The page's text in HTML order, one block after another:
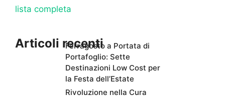
lista completa
Articoli recentiFerragosto a Portata di
Portafoglio: Sette
Destinazioni Low Cost per
la Festa dell’Estate
Rivoluzione nella Cura